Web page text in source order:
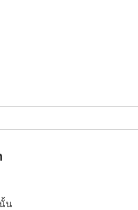
น